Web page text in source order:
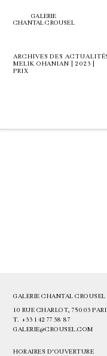
GALERIE
CHANTAL CROUSEL
ARCHIVES DES
MELIK OHANIAN | 2023 |
PRIX
GALERIE CHANTAL CROUSEL
10 RUE CHARLOT, 75003
T. +33 1 42 77 38 87
GALERIE@CROUSEL.COM
HORAIRES D'OUVERTURE